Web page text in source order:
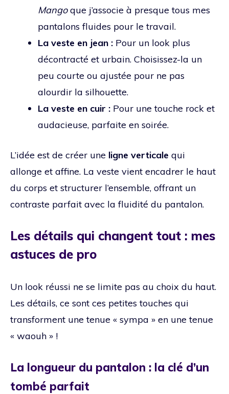
Mangoque j’associe à presque tous mes
pantalons fluides pour le travail.
La veste en jean : Pour un look plus
décontracté et urbain. Choisissez-la un
peu courte ou ajustée pour ne pas
alourdir la silhouette.
La veste en cuir : Pour une touche rock et
audacieuse, parfaite en soirée.
L’idée est de créer une ligne verticale qui
allonge et affine. La veste vient encadrer le haut
du corps et structurer l’ensemble, offrant un
contraste parfait avec la fluidité du pantalon.
Les détails qui changent tout : mes
astuces de pro
Un look réussi ne se limite pas au choix du haut.
Les détails, ce sont ces petites touches qui
transforment une tenue « sympa » en une tenue
« waouh » !
La longueur du pantalon : la clé d’un
tombé parfait